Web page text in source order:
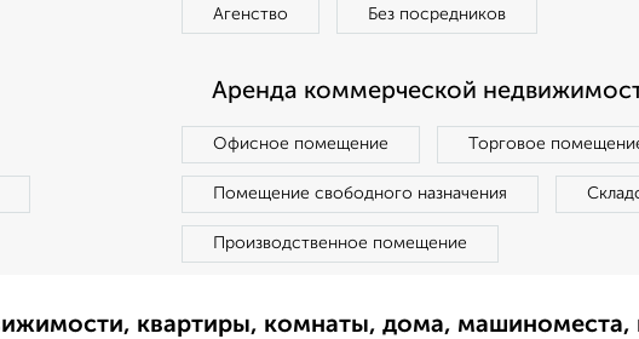
Агенство Без посредников
Аренда коммерческой
Офисное помещение Торговое
Помещение свободного назначения
Производственное помещение
квартиры, комнаты, дома, машиноместа,